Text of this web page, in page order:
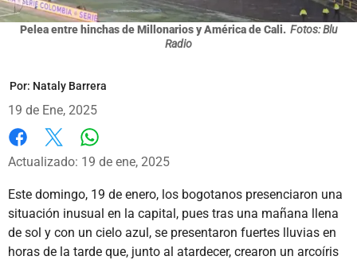
Pelea entre hinchas de Millonarios y América de Cali. Fotos: Blu
Radio
Por: Nataly Barrera
19 de Ene, 2025
Facebook
X
Actualizado: 19 de ene, 2025
Este domingo, 19 de enero, los bogotanos presenciaron una
situación inusual en la capital, pues tras una mañana llena
de sol y con un cielo azul, se presentaron fuertes lluvias en
horas de la tarde que, junto al atardecer, crearon un arcoíris